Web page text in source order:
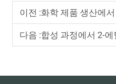
이전 :화학 제품 생산에서 2-에틸헥실 아
다음 :합성 과정에서 2-에틸헥실 아크릴레이